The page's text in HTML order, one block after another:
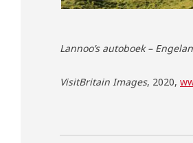
Lannoo’s autoboek –
VisitBritain Images, 2020,